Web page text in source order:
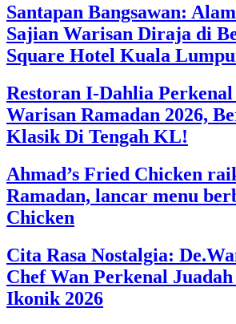
Santapan Bangsawan:
Sajian Warisan Diraja di
Square Hotel Kuala
Restoran I-Dahlia
Warisan Ramadan 2026,
Klasik Di Tengah KL!
Ahmad’s Fried Chicken
Ramadan, lancar menu
Chicken
Cita Rasa Nostalgia:
Chef Wan Perkenal
Ikonik 2026